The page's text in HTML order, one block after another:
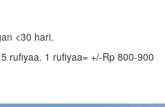
<30 hari.
rufiyaa. 1 rufiyaa= +/-Rp 800-900